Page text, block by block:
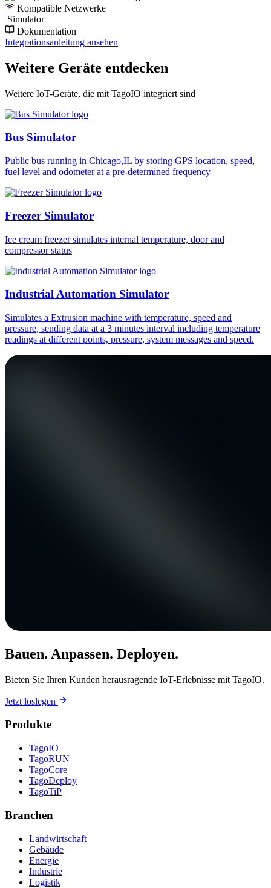
Kompatible Netzwerke
Simulator
Dokumentation
Integrationsanleitung ansehen
Weitere Geräte entdecken
Weitere IoT-Geräte, die mit TagoIO integriert sind
Bus Simulator
Public bus running in Chicago,IL by storing GPS location, speed,
fuel level and odometer at a pre-determined frequency
Freezer Simulator
Ice cream freezer simulates internal temperature, door and
compressor status
Industrial Automation Simulator
Simulates a Extrusion machine with temperature, speed and
pressure, sending data at a 3 minutes interval including temperature
readings at different points, pressure, system messages and speed.
Bauen. Anpassen. Deployen.
Bieten Sie Ihren Kunden herausragende IoT-Erlebnisse mit TagoIO.
Jetzt loslegen
Produkte
TagoIO
TagoRUN
TagoCore
TagoDeploy
TagoTiP
Branchen
Landwirtschaft
Gebäude
Energie
Industrie
Logistik